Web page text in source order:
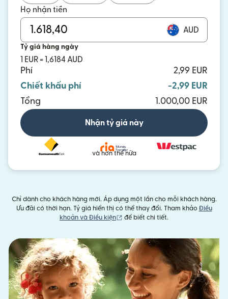
Họ nhận tiền
AUD
Tỷ giá hàng ngày
1 EUR = 1,6184 AUD
Phí
2,99 EUR
Chiết khấu phí
-2,99 EUR
Tổng
1.000,00 EUR
Nhận tỷ giá này
và hơn thế nữa
Chỉ dành cho khách hàng mới. Áp dụng một lần cho mỗi khách hàng.
Ưu đãi có thời hạn. Tỷ giá hiển thị có thể thay đổi. Tham khảo Điều
khoản và Điều kiện
(mở trong cửa sổ mới)
để biết chi tiết.